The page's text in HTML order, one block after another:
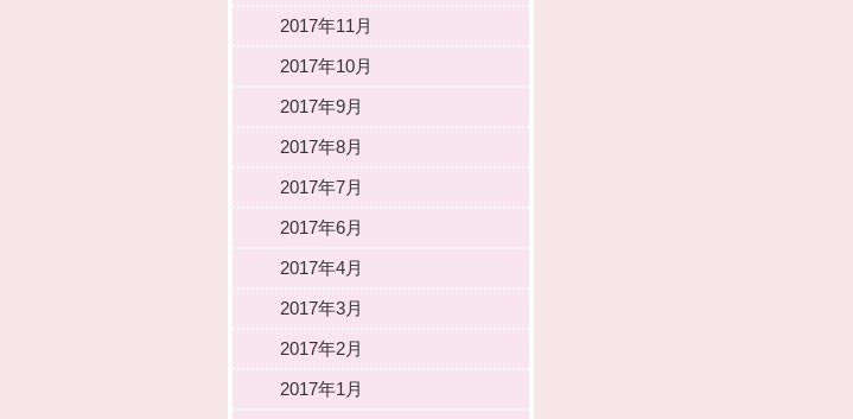
2017年11月
2017年10月
2017年9月
2017年8月
2017年7月
2017年6月
2017年4月
2017年3月
2017年2月
2017年1月